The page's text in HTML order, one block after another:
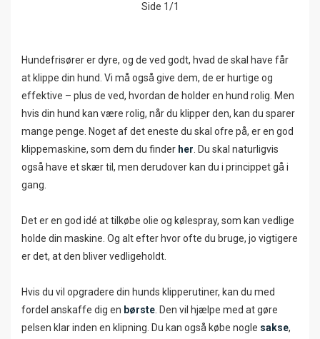
Side 1/1
Hundefrisører er dyre, og de ved godt, hvad de skal have får
at klippe din hund. Vi må også give dem, de er hurtige og
effektive – plus de ved, hvordan de holder en hund rolig. Men
hvis din hund kan være rolig, når du klipper den, kan du sparer
mange penge. Noget af det eneste du skal ofre på, er en god
klippemaskine, som dem du finder her . Du skal naturligvis
også have et skær til, men derudover kan du i princippet gå i
gang.
Det er en god idé at tilkøbe olie og kølespray, som kan vedlige
holde din maskine. Og alt efter hvor ofte du bruge, jo vigtigere
er det, at den bliver vedligeholdt.
Hvis du vil opgradere din hunds klipperutiner, kan du med
fordel anskaffe dig en børste . Den vil hjælpe med at gøre
pelsen klar inden en klipning. Du kan også købe nogle sakse,